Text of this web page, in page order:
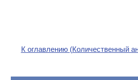
К оглавлению (Количественный